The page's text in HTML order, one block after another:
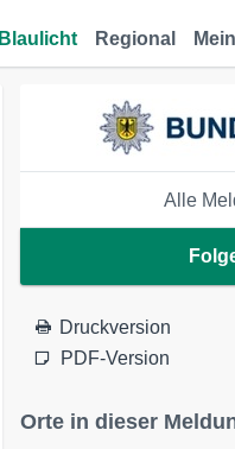
Blaulicht Regional
Alle
Druckversion
PDF-Version
Orte in dieser